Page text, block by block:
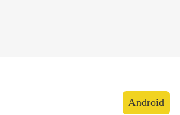
Android